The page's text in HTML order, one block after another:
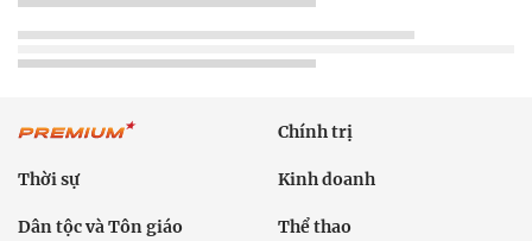
Chính trị
Thời sự Kinh doanh
Dân tộc và Tôn giáo Thể thao